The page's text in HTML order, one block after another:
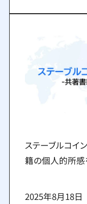
ステーブルコイ
籍の個人的所感
2025年8月18日